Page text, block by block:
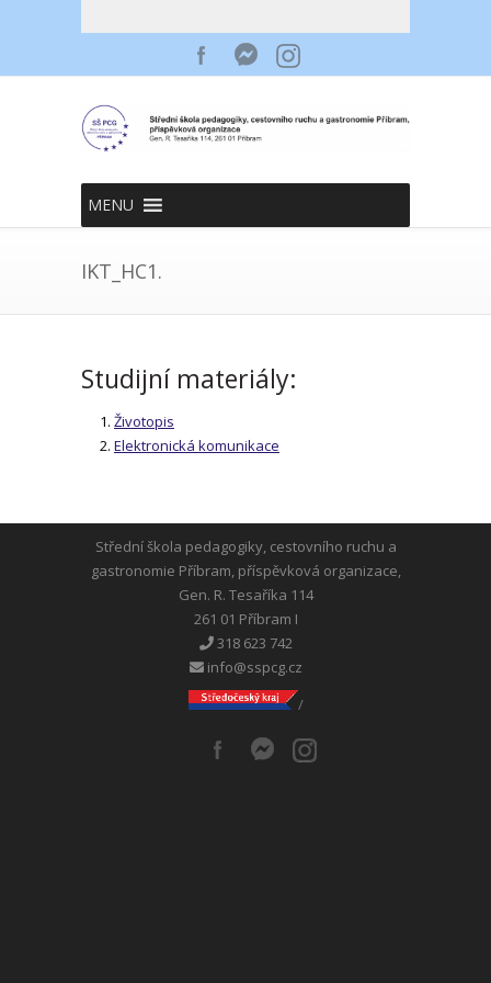
MENU
IKT_HC1.
Studijní materiály:
Životopis
Elektronická komunikace
Střední škola pedagogiky, cestovního ruchu a
gastronomie Příbram, příspěvková organizace,
Gen. R. Tesaříka 114
261 01 Příbram I
318 623 742
info@sspcg.cz
/